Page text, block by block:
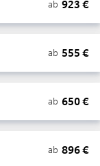
ab 923 €
ab 555 €
ab 650€
ab 896€